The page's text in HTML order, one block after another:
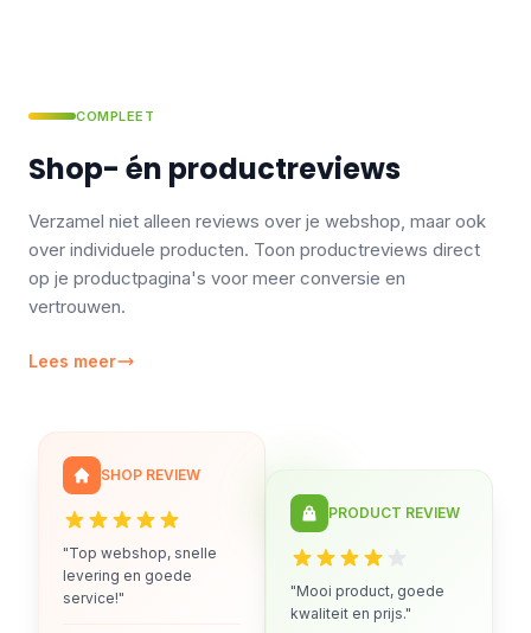
COMPLEET
Shop- én productreviews
Verzamel niet alleen reviews over je webshop, maar ook
over individuele producten. Toon productreviews direct
op je productpagina's voor meer conversie en
vertrouwen.
Lees meer
SHOP REVIEW
"Top webshop, snelle
levering en goede
service!"
PRODUCT REVIEW
"Mooi product, goede
kwaliteit en prijs."